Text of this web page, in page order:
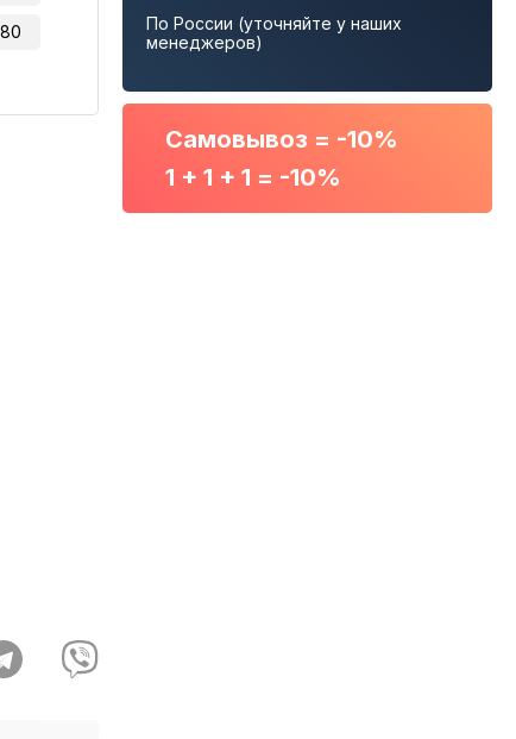
По России (уточняйте у наших
менеджеров)
Самовывоз = -10%
1 + 1 + 1 = -10%